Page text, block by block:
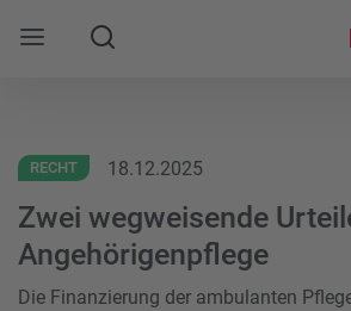
Mobile Navigation öffnen
Suche
RECHT 18.12.2025
Zwei wegweisende
Angehörigenpflege
Die Finanzierung der ambulanten